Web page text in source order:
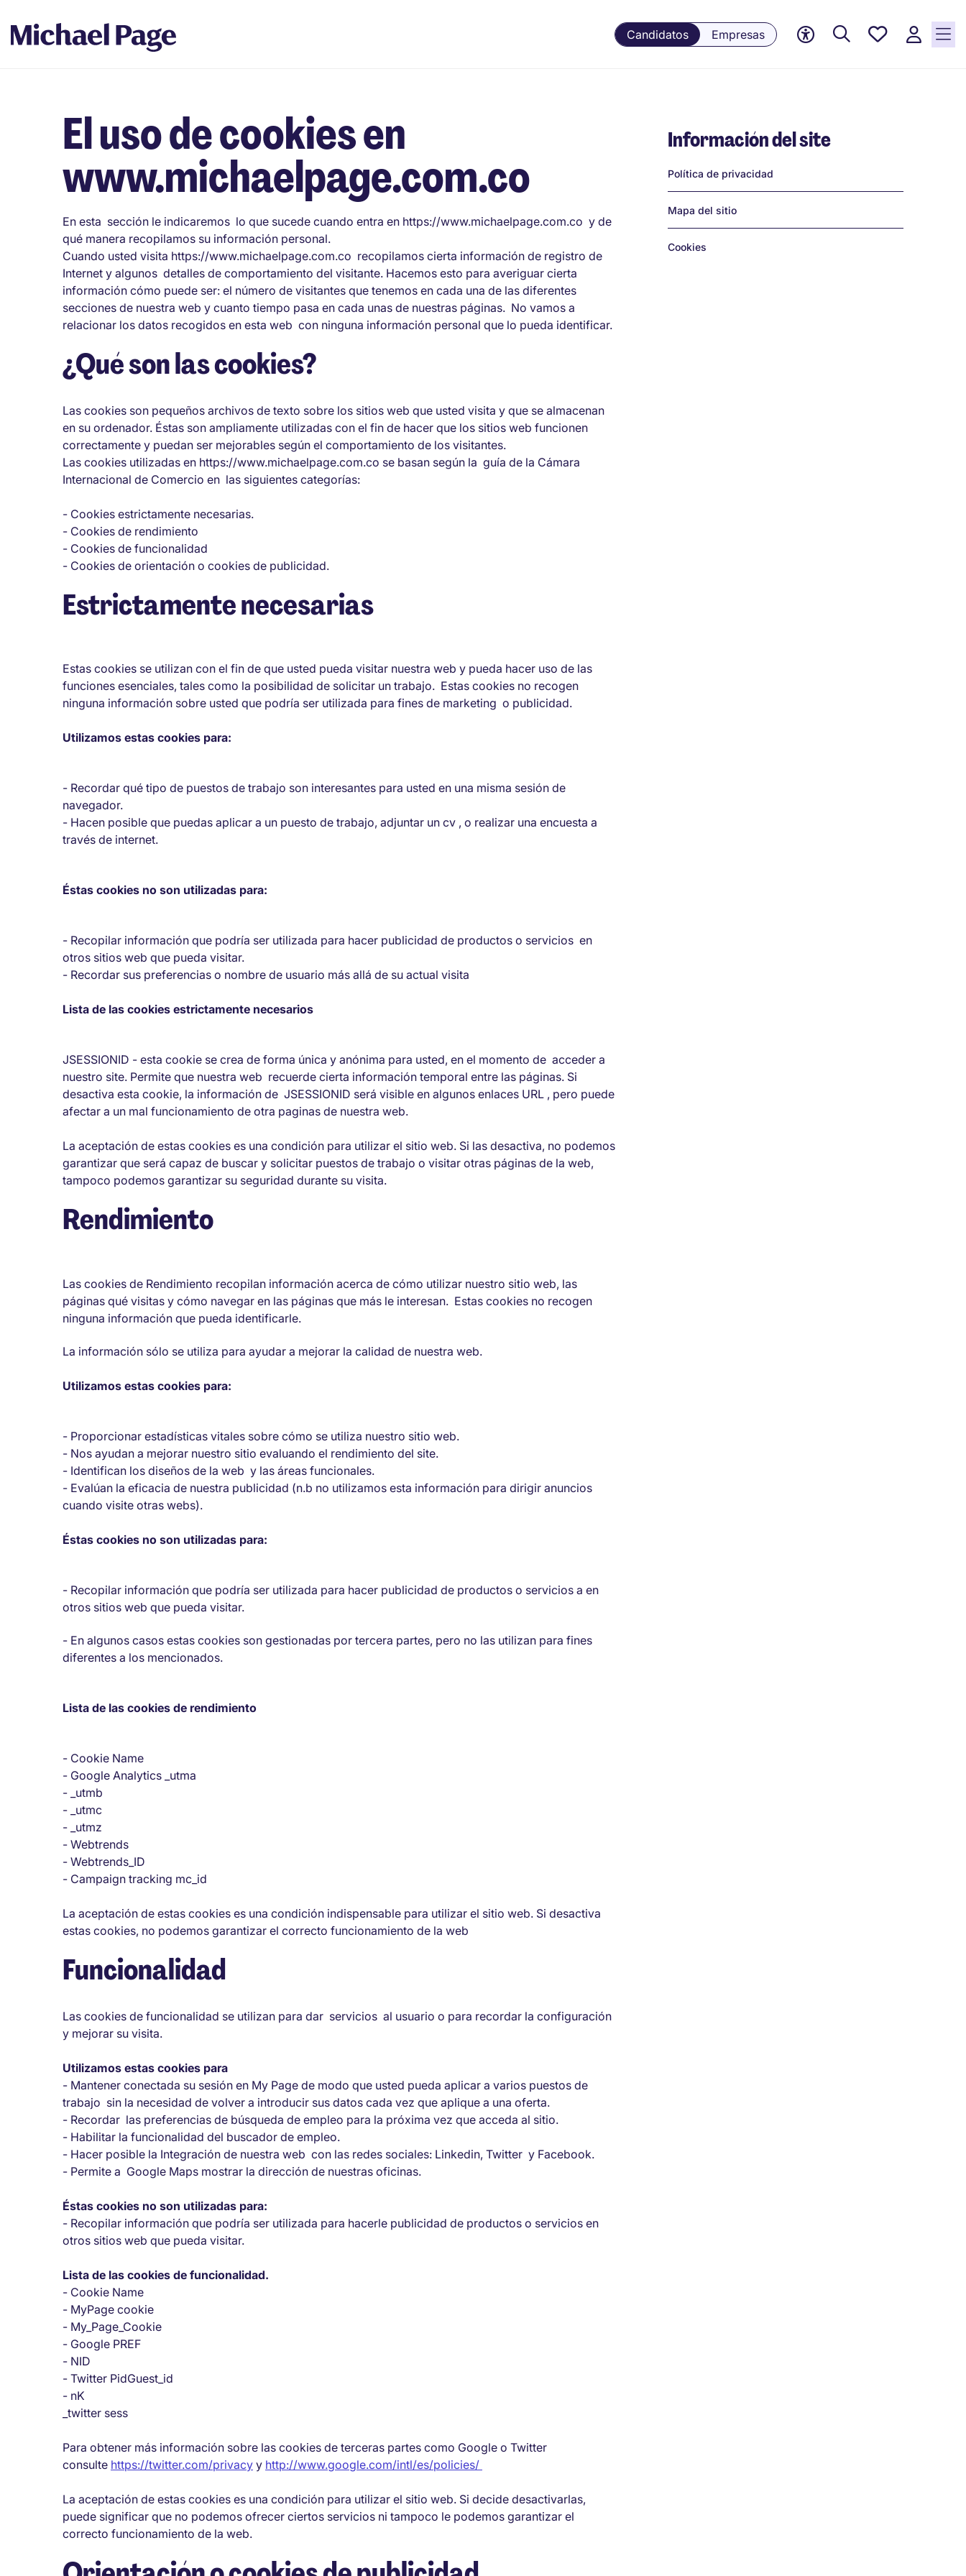
Candidatos Empresas
Empleos
El uso de cookies en
www.michaelpage.com.co
En esta sección le indicaremos lo que sucede cuando entra en https://www.michaelpage.com.co y de
qué manera recopilamos su información personal.
Cuando usted visita https://www.michaelpage.com.co recopilamos cierta información de registro de
Internet y algunos detalles de comportamiento del visitante. Hacemos esto para averiguar cierta
información cómo puede ser: el número de visitantes que tenemos en cada una de las diferentes
secciones de nuestra web y cuanto tiempo pasa en cada unas de nuestras páginas. No vamos a
relacionar los datos recogidos en esta web con ninguna información personal que lo pueda identificar.
¿Qué son las cookies?
Las cookies son pequeños archivos de texto sobre los sitios web que usted visita y que se almacenan
en su ordenador. Éstas son ampliamente utilizadas con el fin de hacer que los sitios web funcionen
correctamente y puedan ser mejorables según el comportamiento de los visitantes.
Las cookies utilizadas en https://www.michaelpage.com.co se basan según la guía de la Cámara
Internacional de Comercio en las siguientes categorías:
- Cookies estrictamente necesarias.
- Cookies de rendimiento
- Cookies de funcionalidad
- Cookies de orientación o cookies de publicidad.
Estrictamente necesarias
Estas cookies se utilizan con el fin de que usted pueda visitar nuestra web y pueda hacer uso de las
funciones esenciales, tales como la posibilidad de solicitar un trabajo. Estas cookies no recogen
ninguna información sobre usted que podría ser utilizada para fines de marketing o publicidad.
Utilizamos estas cookies para:
- Recordar qué tipo de puestos de trabajo son interesantes para usted en una misma sesión de
navegador.
- Hacen posible que puedas aplicar a un puesto de trabajo, adjuntar un cv , o realizar una encuesta a
través de internet.
Éstas cookies no son utilizadas para:
- Recopilar información que podría ser utilizada para hacer publicidad de productos o servicios en
otros sitios web que pueda visitar.
- Recordar sus preferencias o nombre de usuario más allá de su actual visita
Lista de las cookies estrictamente necesarios
JSESSIONID - esta cookie se crea de forma única y anónima para usted, en el momento de acceder a
nuestro site. Permite que nuestra web recuerde cierta información temporal entre las páginas. Si
desactiva esta cookie, la información de JSESSIONID será visible en algunos enlaces URL , pero puede
afectar a un mal funcionamiento de otra paginas de nuestra web.
La aceptación de estas cookies es una condición para utilizar el sitio web. Si las desactiva, no podemos
garantizar que será capaz de buscar y solicitar puestos de trabajo o visitar otras páginas de la web,
tampoco podemos garantizar su seguridad durante su visita.
Rendimiento
Las cookies de Rendimiento recopilan información acerca de cómo utilizar nuestro sitio web, las
páginas qué visitas y cómo navegar en las páginas que más le interesan. Estas cookies no recogen
ninguna información que pueda identificarle.
La información sólo se utiliza para ayudar a mejorar la calidad de nuestra web.
Utilizamos estas cookies para:
- Proporcionar estadísticas vitales sobre cómo se utiliza nuestro sitio web.
- Nos ayudan a mejorar nuestro sitio evaluando el rendimiento del site.
- Identifican los diseños de la web y las áreas funcionales.
- Evalúan la eficacia de nuestra publicidad (n.b no utilizamos esta información para dirigir anuncios
cuando visite otras webs).
Éstas cookies no son utilizadas para:
- Recopilar información que podría ser utilizada para hacer publicidad de productos o servicios a en
otros sitios web que pueda visitar.
- En algunos casos estas cookies son gestionadas por tercera partes, pero no las utilizan para fines
diferentes a los mencionados.
Lista de las cookies de rendimiento
- Cookie Name
- Google Analytics _utma
- _utmb
- _utmc
- _utmz
- Webtrends
- Webtrends_ID
- Campaign tracking mc_id
La aceptación de estas cookies es una condición indispensable para utilizar el sitio web. Si desactiva
estas cookies, no podemos garantizar el correcto funcionamiento de la web
Funcionalidad
Las cookies de funcionalidad se utilizan para dar servicios al usuario o para recordar la configuración
y mejorar su visita.
Utilizamos estas cookies para
- Mantener conectada su sesión en My Page de modo que usted pueda aplicar a varios puestos de
trabajo sin la necesidad de volver a introducir sus datos cada vez que aplique a una oferta.
- Recordar las preferencias de búsqueda de empleo para la próxima vez que acceda al sitio.
- Habilitar la funcionalidad del buscador de empleo.
- Hacer posible la Integración de nuestra web con las redes sociales: Linkedin, Twitter y Facebook.
- Permite a Google Maps mostrar la dirección de nuestras oficinas.
Éstas cookies no son utilizadas para:
- Recopilar información que podría ser utilizada para hacerle publicidad de productos o servicios en
otros sitios web que pueda visitar.
Lista de las cookies de funcionalidad.
- Cookie Name
- MyPage cookie
- My_Page_Cookie
- Google PREF
- NID
- Twitter PidGuest_id
- nK
_twitter sess
Para obtener más información sobre las cookies de terceras partes como Google o Twitter
consulte https://twitter.com/privacy y http://www.google.com/intl/es/policies/
La aceptación de estas cookies es una condición para utilizar el sitio web. Si decide desactivarlas,
puede significar que no podemos ofrecer ciertos servicios ni tampoco le podemos garantizar el
correcto funcionamiento de la web.
Información del site
Links
Política de privacidad
Mapa del sitio
Cookies